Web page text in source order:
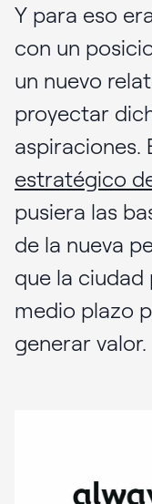
Y para eso
con un
un nuevo
proyectar
aspiraciones.
estratégico
pusiera las
de la nueva
que la
medio plazo
generar valor.